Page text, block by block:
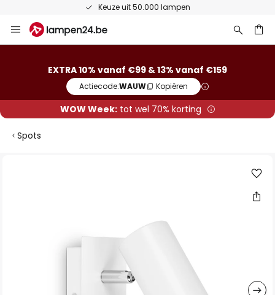
Keuze uit 50.000 lampen
naar
EXTRA 10% vanaf €99 & 13% vanaf €159
Actiecode:WAUW Kopiëren
WOW Week:tot wel 70% korting
Spots
afbeeldingen-